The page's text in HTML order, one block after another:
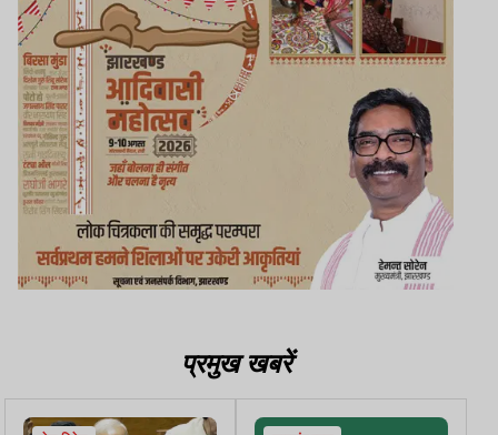
प्रमुख खबरें